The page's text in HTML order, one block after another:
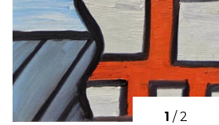
1 /2